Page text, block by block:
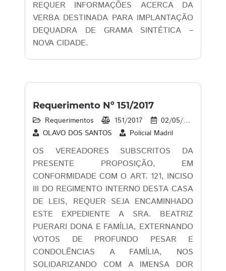
REQUER INFORMAÇÕES ACERCA DA
VERBA DESTINADA PARA IMPLANTAÇÃO
DEQUADRA DE GRAMA SINTÉTICA –
NOVA CIDADE.
Requerimento Nº 151/2017
Requerimentos 151/2017 02/05/2017
OLAVO DOS SANTOS
Policial Madril
OS VEREADORES SUBSCRITOS DA
PRESENTE PROPOSIÇÃO, EM
CONFORMIDADE COM O ART. 121, INCISO
III DO REGIMENTO INTERNO DESTA CASA
DE LEIS, REQUER SEJA ENCAMINHADO
ESTE EXPEDIENTE A SRA. BEATRIZ
PUERARI DONA E FAMÍLIA, EXTERNANDO
VOTOS DE PROFUNDO PESAR E
CONDOLÊNCIAS A FAMÍLIA, NOS
SOLIDARIZANDO COM A IMENSA DOR